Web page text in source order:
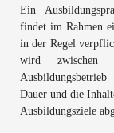
Ein
findet im Rahmen
in der Regel
wird zwischen
Dauer und die
Ausbildungsziele